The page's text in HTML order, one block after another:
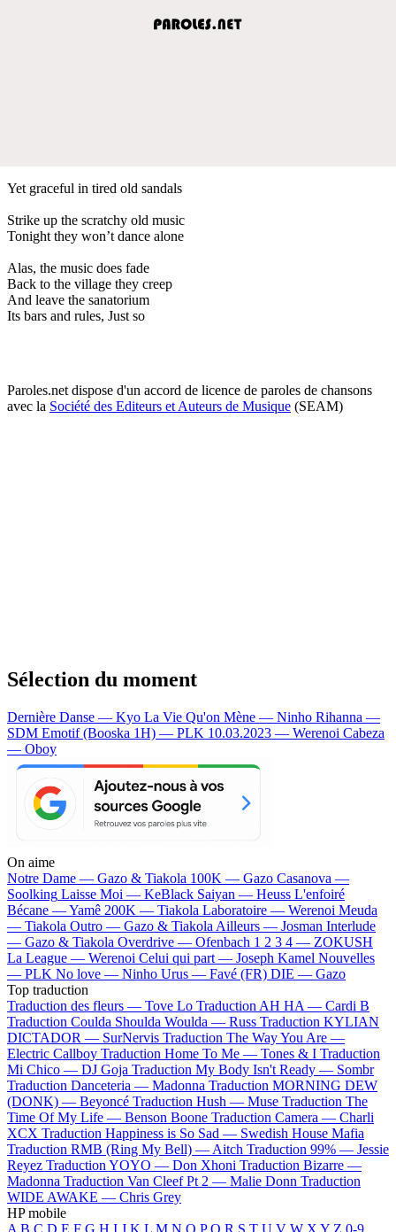
Yet graceful in tired old sandals
Strike up the scratchy old music
Tonight they won’t dance alone
Alas, the music does fade
Back to the village they creep
And leave the sanatorium
Its bars and rules, Just so
Paroles.net dispose d'un accord de licence de paroles de chansons
avec la Société des Editeurs et Auteurs de Musique (SEAM)
Sélection du moment
Dernière Danse — Kyo La Vie Qu'on Mène — Ninho Rihanna —
SDM Emotif (Booska 1H) — PLK 10.03.2023 — Werenoi Cabeza
— Oboy
On aime
Notre Dame — Gazo & Tiakola 100K — Gazo Casanova —
Soolking Laisse Moi — KeBlack Saiyan — Heuss L'enfoiré
Bécane —Yamê 200K — Tiakola Laboratoire — Werenoi Meuda
— Tiakola Outro — Gazo & Tiakola Ailleurs — Josman Interlude
— Gazo & Tiakola Overdrive — Ofenbach 1 2 3 4 — ZOKUSH
La League — Werenoi Celui qui part — Joseph Kamel Nouvelles
— PLK No love — Ninho Urus — Favé (FR) DIE — Gazo
Top traduction
Traduction des fleurs — Tove Lo Traduction AH HA — Cardi B
Traduction Coulda Shoulda Woulda — Russ Traduction KYLIAN
DICTADOR — SurNervis Traduction The Way You Are —
Electric Callboy Traduction Home To Me — Tones & I Traduction
Mi Chico — DJ Goja Traduction My Body Isn't Ready — Sombr
Traduction Danceteria — Madonna Traduction MORNING DEW
(DONK) — Beyoncé Traduction Hush — Muse Traduction The
Time Of My Life — Benson Boone Traduction Camera — Charli
XCX Traduction Happiness is So Sad — Swedish House Mafia
Traduction RMB (Ring My Bell) — Aitch Traduction 99% — Jessie
Reyez Traduction YOYO — Don Xhoni Traduction Bizarre —
Madonna Traduction Van Cleef Pt 2 — Malie Donn Traduction
WIDE AWAKE — Chris Grey
HP mobile
A B C D E F G H I J K L M N O P Q R S T U V W X Y Z 0-9